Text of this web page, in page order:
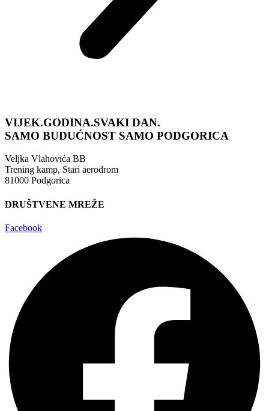
VIJEK.GODINA.SVAKI DAN.
SAMO BUDUĆNOST SAMO PODGORICA
Veljka Vlahovića BB
Trening kamp, Stari aerodrom
81000 Podgorica
DRUŠTVENE MREŽE
Facebook